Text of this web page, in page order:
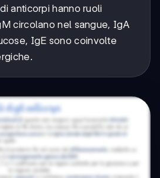
anticorpi hanno ruoli
circolano nel sangue, IgA
IgE sono coinvolte